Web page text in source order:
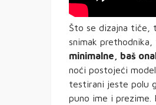
Što se dizajna tiče,
snimak
minimalne, baš
noći postojeći
testirani jeste polu
puno ime i prezime.